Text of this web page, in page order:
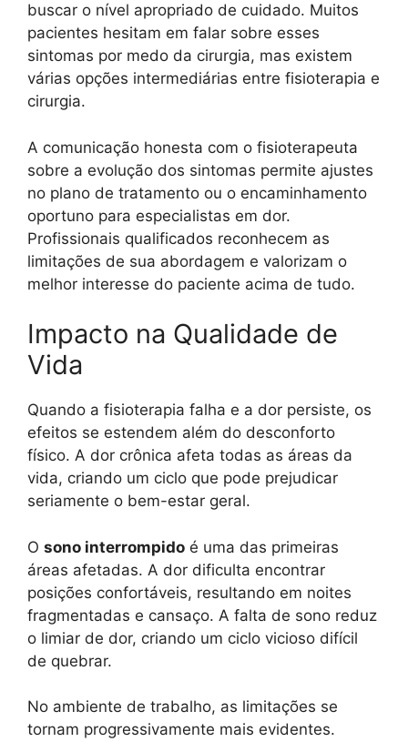
buscar o nível apropriado de cuidado. Muitos
pacientes hesitam em falar sobre esses
sintomas por medo da cirurgia, mas existem
várias opções intermediárias entre fisioterapia e
cirurgia.
A comunicação honesta com o fisioterapeuta
sobre a evolução dos sintomas permite ajustes
no plano de tratamento ou o encaminhamento
oportuno para especialistas em dor.
Profissionais qualificados reconhecem as
limitações de sua abordagem e valorizam o
melhor interesse do paciente acima de tudo.
Impacto na Qualidade de
Vida
Quando a fisioterapia falha e a dor persiste, os
efeitos se estendem além do desconforto
físico. A dor crônica afeta todas as áreas da
vida, criando um ciclo que pode prejudicar
seriamente o bem-estar geral.
O sono interrompido é uma das primeiras
áreas afetadas. A dor dificulta encontrar
posições confortáveis, resultando em noites
fragmentadas e cansaço. A falta de sono reduz
o limiar de dor, criando um ciclo vicioso difícil
de quebrar.
No ambiente de trabalho, as limitações se
tornam progressivamente mais evidentes.